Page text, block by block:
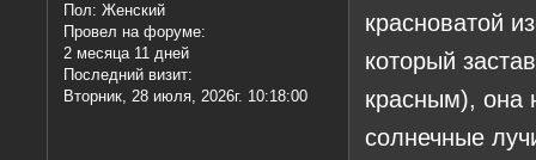
Пол: Женский
Провел на форуме:
2 месяца 11 дней
Последний визит:
Вторник, 28 июля, 2026г. 10:18:00
красноватой
который
красным), она
солнечные